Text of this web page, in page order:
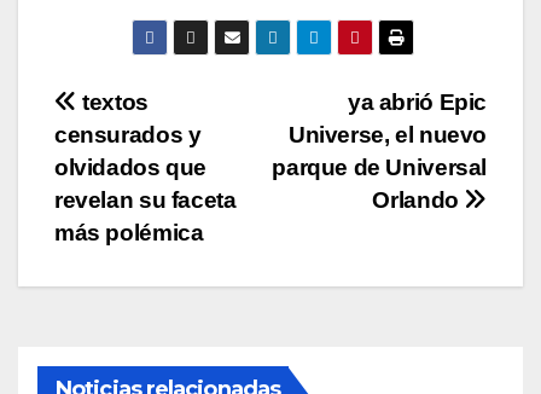
Navegación
de
entradas
ya abrió Epic
Universe, el nuevo
parque de Universal
Orlando
textos
censurados y
olvidados que
revelan su faceta
más polémica